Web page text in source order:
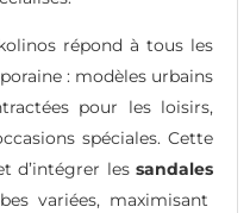
répond à tous les
: modèles urbains
pour les loisirs,
spéciales. Cette
d’intégrer les sandales
variées, maximisant